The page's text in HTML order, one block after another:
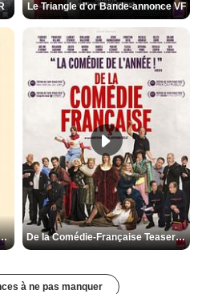
Le Triangle d'or Bande-annonce VF
Bande-annonce VF De la Comédie-Française Teaser VF
à ne pas manquer